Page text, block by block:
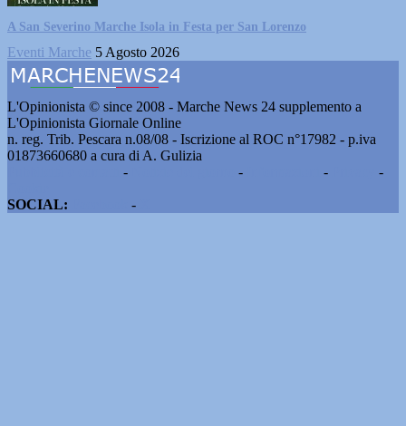
A San Severino Marche Isola in Festa per San Lorenzo
Eventi Marche 5 Agosto 2026
L'Opinionista © since 2008 - Marche News 24 supplemento a
L'Opinionista Giornale Online
n. reg. Trib. Pescara n.08/08 - Iscrizione al ROC n°17982 - p.iva
01873660680 a cura di A. Gulizia
- - -
-
SOCIAL:
-